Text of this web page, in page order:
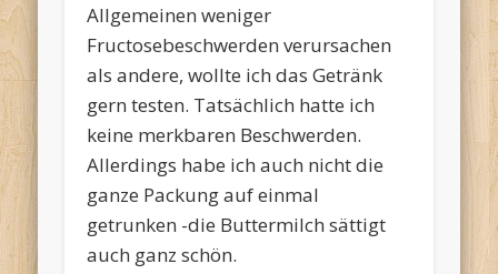
Allgemeinen weniger
Fructosebeschwerden verursachen
als andere, wollte ich das Getränk
gern testen. Tatsächlich hatte ich
keine merkbaren Beschwerden.
Allerdings habe ich auch nicht die
ganze Packung auf einmal
getrunken -die Buttermilch sättigt
auch ganz schön.